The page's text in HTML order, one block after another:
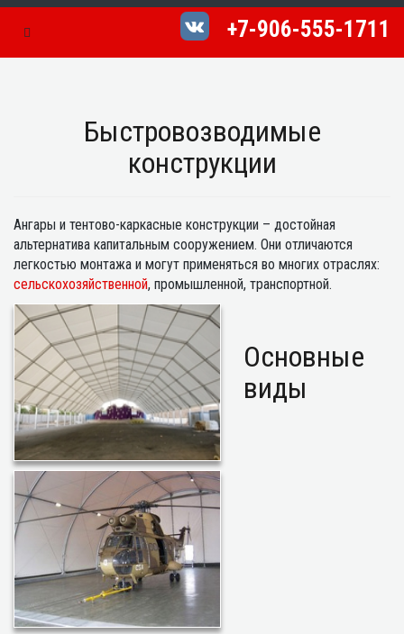
Toggle Navigation +7-906-555-1711
Быстровозводимые
конструкции
Ангары и тентово-каркасные конструкции – достойная
альтернатива капитальным сооружением. Они отличаются
легкостью монтажа и могут применяться во многих отраслях:
сельскохозяйственной, промышленной, транспортной.
Основные
виды